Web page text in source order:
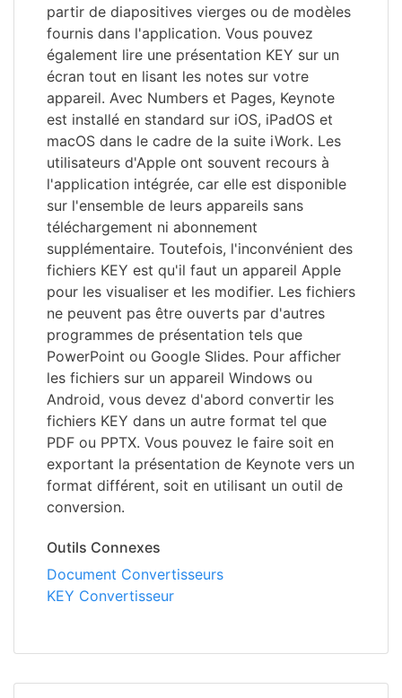
partir de diapositives vierges ou de modèles
fournis dans l'application. Vous pouvez
également lire une présentation KEY sur un
écran tout en lisant les notes sur votre
appareil. Avec Numbers et Pages, Keynote
est installé en standard sur iOS, iPadOS et
macOS dans le cadre de la suite iWork. Les
utilisateurs d'Apple ont souvent recours à
l'application intégrée, car elle est disponible
sur l'ensemble de leurs appareils sans
téléchargement ni abonnement
supplémentaire. Toutefois, l'inconvénient des
fichiers KEY est qu'il faut un appareil Apple
pour les visualiser et les modifier. Les fichiers
ne peuvent pas être ouverts par d'autres
programmes de présentation tels que
PowerPoint ou Google Slides. Pour afficher
les fichiers sur un appareil Windows ou
Android, vous devez d'abord convertir les
fichiers KEY dans un autre format tel que
PDF ou PPTX. Vous pouvez le faire soit en
exportant la présentation de Keynote vers un
format différent, soit en utilisant un outil de
conversion.
Outils Connexes
Document Convertisseurs
KEY Convertisseur